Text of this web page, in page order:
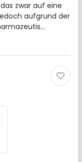
zwar auf eine
aufgrund der